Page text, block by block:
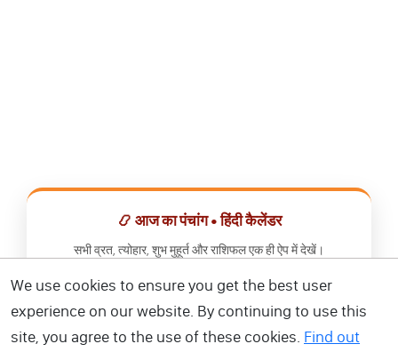
📿 आज का पंचांग • हिंदी कैलेंडर
सभी व्रत, त्योहार, शुभ मुहूर्त और राशिफल एक ही ऐप में देखें।
📅 हिंदी कैलेंडर ऐप डाउनलोड करें
We use cookies to ensure you get the best user
experience on our website. By continuing to use this
site, you agree to the use of these cookies. Find out